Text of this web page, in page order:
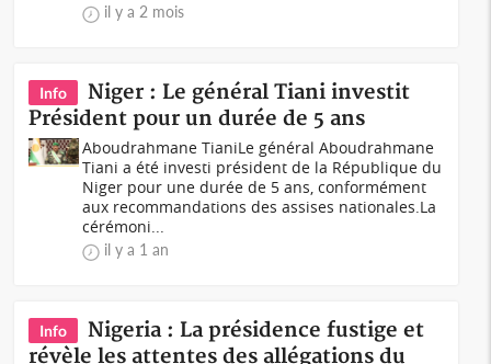
il y a 2 mois
Info
Niger : Le général Tiani investit
Président pour un durée de 5 ans
Aboudrahmane TianiLe général Aboudrahmane
Tiani a été investi président de la République du
Niger pour une durée de 5 ans, conformément
aux recommandations des assises nationales.La
cérémoni...
il y a 1 an
Info
Nigeria : La présidence fustige et
révèle les attentes des allégations du